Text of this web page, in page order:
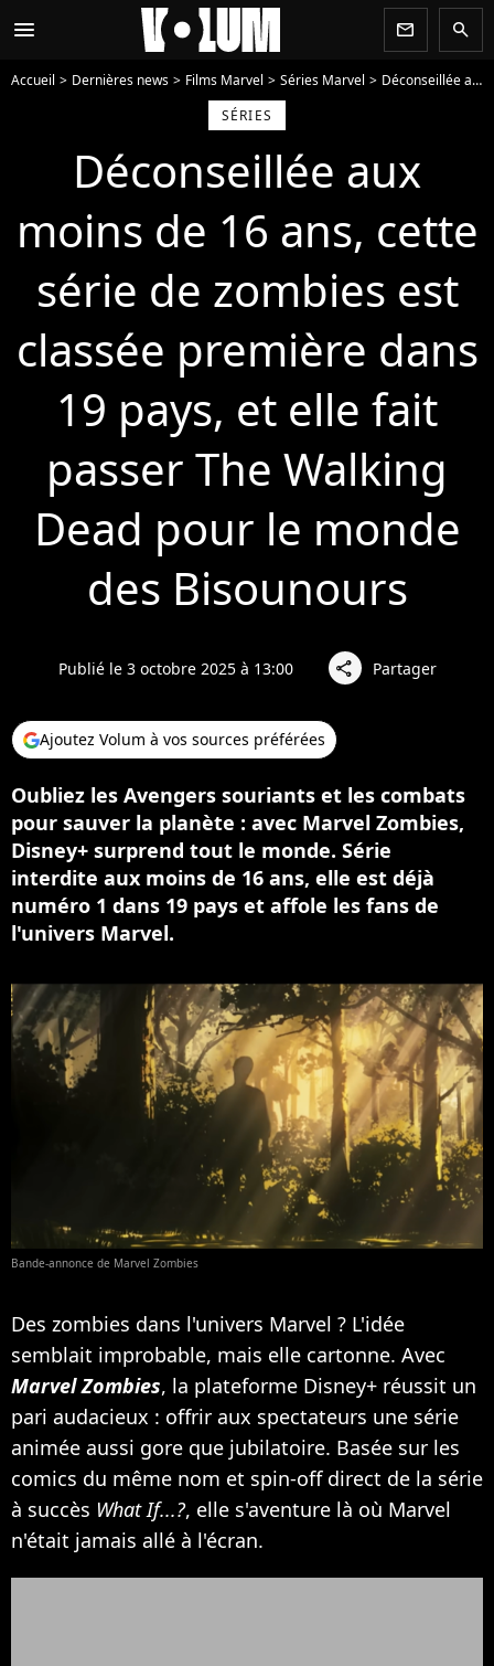
menu newsletter search
Accueil Dernières news Films Marvel Séries Marvel
Déconseillée aux moins de 16 ans, cette série de zombies est classée première dans 19 pays, et elle fait passer The Walking Dead pour le monde des Bisounours
SÉRIES
Déconseillée aux
moins de 16 ans, cette
série de zombies est
classée première dans
19 pays, et elle fait
passer The Walking
Dead pour le monde
des Bisounours
Publié le 3 octobre 2025 à 13:00 share Partager
Ajoutez Volum à vos sources préférées
Oubliez les Avengers souriants et les combats
pour sauver la planète : avec Marvel Zombies,
Disney+ surprend tout le monde. Série
interdite aux moins de 16 ans, elle est déjà
numéro 1 dans 19 pays et affole les fans de
l'univers Marvel.
Bande-annonce de Marvel Zombies
Des zombies dans l'univers Marvel ? L'idée
semblait improbable, mais elle cartonne. Avec
Marvel Zombies, la plateforme Disney+ réussit un
pari audacieux : offrir aux spectateurs une série
animée aussi gore que jubilatoire. Basée sur les
comics du même nom et spin-off direct de la série
à succès What If...?, elle s'aventure là où Marvel
n'était jamais allé à l'écran.